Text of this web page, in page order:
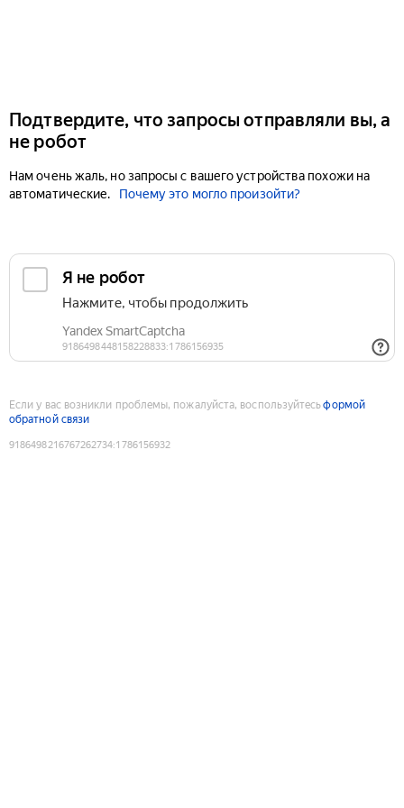
Подтвердите, что запросы отправляли вы, а
не робот
Нам очень жаль, но запросы с вашего устройства похожи на
автоматические.
Почему это могло произойти?
Если у вас возникли проблемы, пожалуйста, воспользуйтесьформой
обратной связи
9186498216767262734:1786156932